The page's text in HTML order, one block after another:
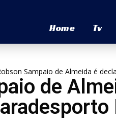
Home Tv
Sampaio de Almeida é
de